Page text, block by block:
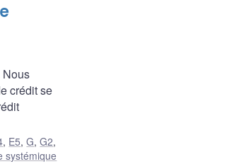
Nous
crédit se
, E5,G,G2,
systémique